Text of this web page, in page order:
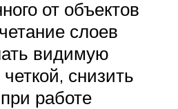
от объектов
слоев
видимую
снизить
работе